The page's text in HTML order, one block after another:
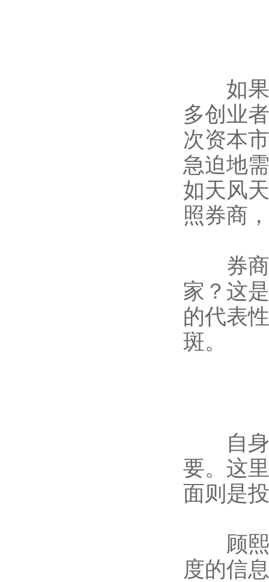
如果
多创业
次资本
急迫地
如天风
照券商
券商
家？这
的代表
斑。
自身
要。这
面则是
顾熙
度的信